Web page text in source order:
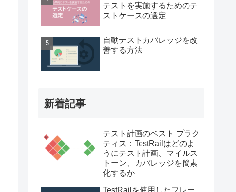
テストを実施するためのテ
ストケースの選定
自動テストカバレッジを改
善する方法
新着記事
テスト計画のベスト プラク
ティス：TestRailはどのよ
うにテスト計画、マイルス
トーン、カバレッジを簡素
化するか
TestRailを使用したフレー